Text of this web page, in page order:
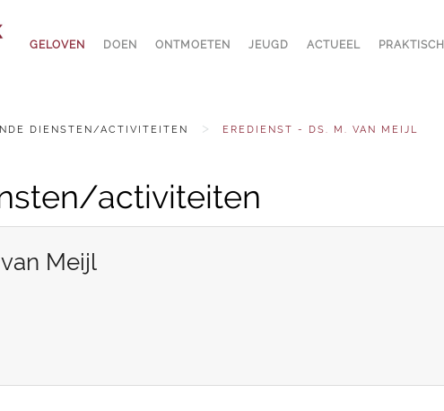
GELOVEN DOEN ONTMOETEN JEUGD ACTUEEL PRAKTISCH
DIENSTEN/ACTIVITEITEN EREDIENST - DS. M. VAN MEIJL
activiteiten
Meijl